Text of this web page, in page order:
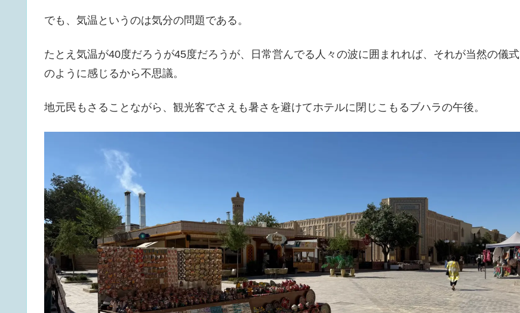
でも、気温というのは気分の問題である。
たとえ気温が40度だろうが45度だろうが、日常営んでる人々の波に囲まれれば、それが当然の儀式
のように感じるから不思議。
地元民もさることながら、観光客でさえも暑さを避けてホテルに閉じこもるブハラの午後。